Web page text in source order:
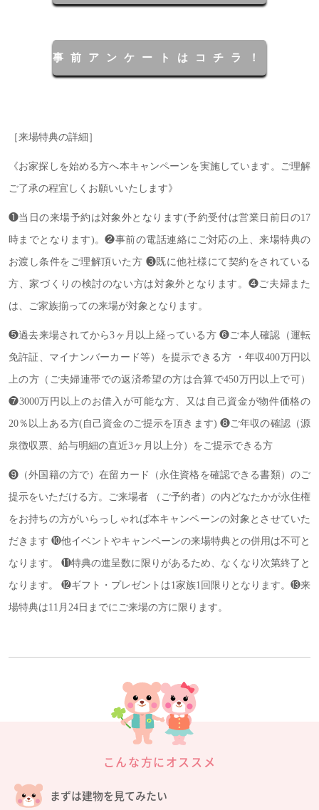
事前アンケートはコチラ！
［来場特典の詳細］
《お家探しを始める方へ本キャンペーンを実施しています。ご理解
ご了承の程宜しくお願いいたします》
❶当日の来場予約は対象外となります(予約受付は営業日前日の17
時までとなります)。❷事前の電話連絡にご対応の上、来場特典の
お渡し条件をご理解頂いた方 ❸既に他社様にて契約をされている
方、家づくりの検討のない方は対象外となります。❹ご夫婦また
は、ご家族揃っての来場が対象となります。
❺過去来場されてから3ヶ月以上経っている方 ❻ご本人確認（運転
免許証、マイナンバーカード等）を提示できる方 ・年収400万円以
上の方（ご夫婦連帯での返済希望の方は合算で450万円以上で可）
❼3000万円以上のお借入が可能な方、又は自己資金が物件価格の
20％以上ある方(自己資金のご提示を頂きます) ❽ご年収の確認（源
泉徴収票、給与明細の直近3ヶ月以上分）をご提示できる方
❾（外国籍の方で）在留カード（永住資格を確認できる書類）のご
提示をいただける方。ご来場者 （ご予約者）の内どなたかが永住権
をお持ちの方がいらっしゃれば本キャンペーンの対象とさせていた
だきます ❿他イベントやキャンペーンの来場特典との併用は不可と
なります。 ⓫特典の進呈数に限りがあるため、なくなり次第終了と
なります。 ⓬ギフト・プレゼントは1家族1回限りとなります。⓭来
場特典は11月24 日までにご来場の方に限ります。
こんな方にオススメ
まずは建物を見てみたい